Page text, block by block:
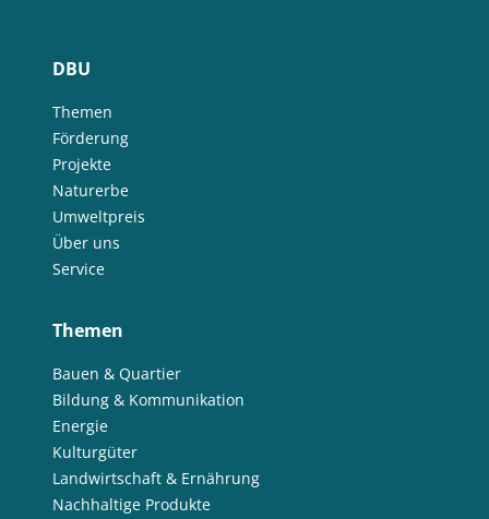
DBU
Themen
Förderung
Projekte
Naturerbe
Umweltpreis
Über uns
Service
Themen
Bauen & Quartier
Bildung & Kommunikation
Energie
Kulturgüter
Landwirtschaft & Ernährung
Nachhaltige Produkte